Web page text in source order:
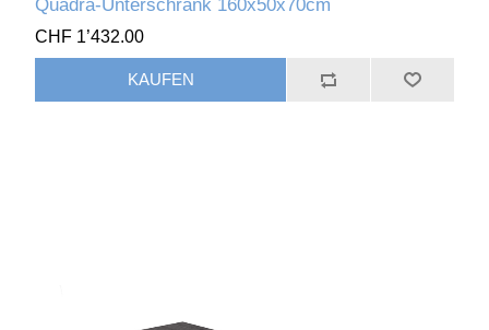
Quadra-Unterschrank 160x50x70cm
CHF 1’432.00